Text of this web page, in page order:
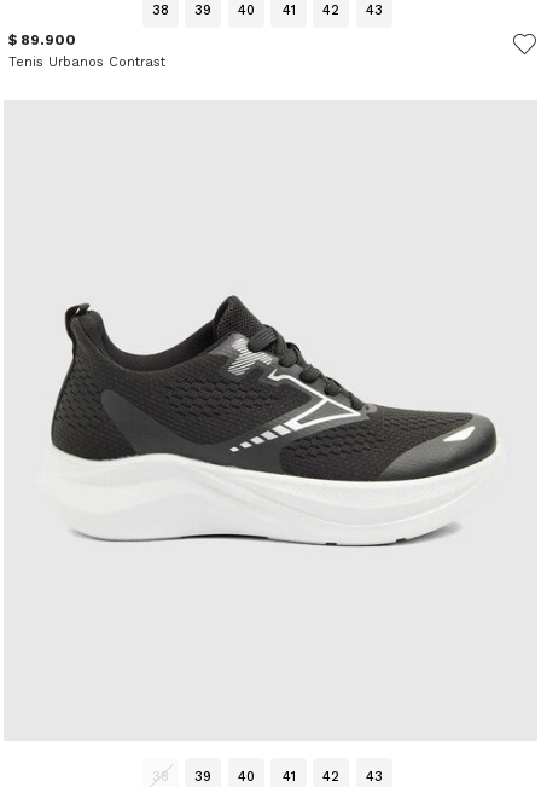
38 39 40 41 42 43
$ 89.900
Tenis Urbanos Contrast
38 39 40 41 42 43